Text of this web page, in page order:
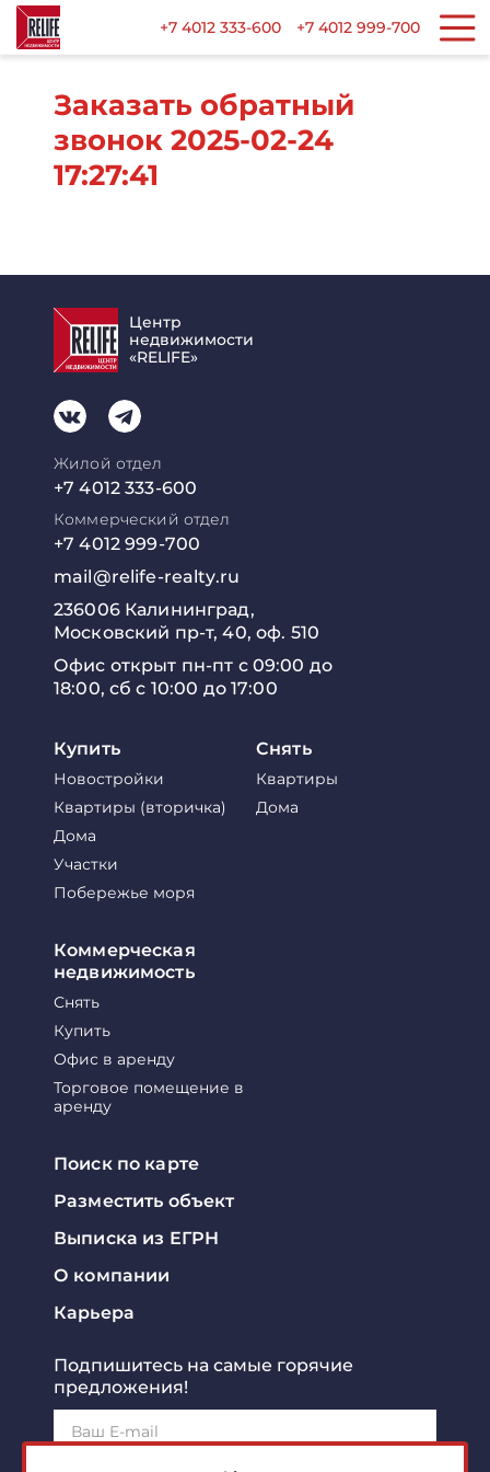
+7 4012 333-600 +7 4012 999-700
Заказать обратный
звонок 2025-02-24
17:27:41
Центр
недвижимости
«RELIFE»
Жилой отдел
+7 4012 333-600
Коммерческий отдел
+7 4012 999-700
mail@relife-realty.ru
236006 Калининград,
Московский пр-т, 40, оф. 510
Офис открыт пн-пт с 09:00 до
18:00, сб с 10:00 до 17:00
Купить
Новостройки
Квартиры (вторичка)
Дома
Участки
Побережье моря
Снять
Квартиры
Дома
Коммерческая
недвижимость
Снять
Купить
Офис в аренду
Торговое помещение в
аренду
Поиск по карте
Разместить объект
Выписка из ЕГРН
О компании
Карьера
Подпишитесь на самые горячие
предложения!